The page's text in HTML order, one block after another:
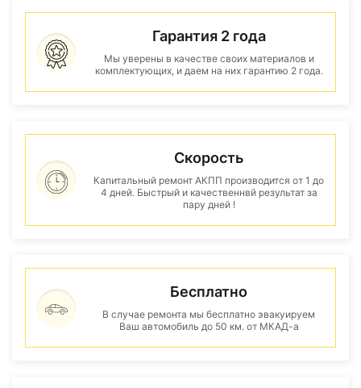
Гарантия 2 года
Мы уверены в качестве своих материалов и
комплектующих, и даем на них гарантию 2 года.
Скорость
Капитальный ремонт АКПП производится от 1 до
4 дней. Быстрый и качественнвй результат за
пару дней !
Бесплатно
В случае ремонта мы бесплатно эвакуируем
Ваш автомобиль до 50 км. от МКАД-а